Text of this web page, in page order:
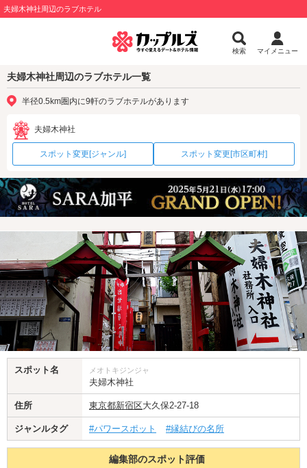
夫婦木神社周辺のラブホテル
検索 マイメニュー
夫婦木神社周辺のラブホテル一覧
半径0.5km圏内に9軒のラブホテルがあります
夫婦木神社
スポット変更[ジャンル] スポット変更[市区町村]
スポット名 メオトキジンジャ
夫婦木神社
住所 東京都新宿区大久保2-27-18
ジャンルタグ #パワースポット #縁結びの名所
編集部のスポット評価